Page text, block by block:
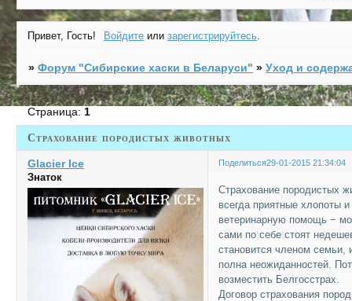
Привет, Гость! Войдите илизарегистрируйтесь.
»Форум "Cибирские хаски в Беларуси" »Уход и
Страхование породистых животных
Страница: 1
Поделиться29-01-2015 21:34:04
Glacier Ice
Знаток
Страхование породистых
всегда приятные хлопоты
ветеринарную помощь −
сами по себе стоят
становится членом семьи,
полна неожиданностей.
возместить Белгосстрах.
Договор страхования